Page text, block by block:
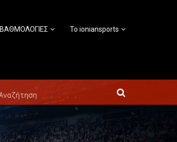
ΒΑΘΜΟΛΟΓΙΕΣ Το ioniansports